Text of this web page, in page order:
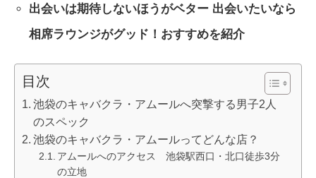
出会いは期待しないほうがベター 出会いたいなら
相席ラウンジがグッド！おすすめを紹介
目次
池袋のキャバクラ・アムールへ突撃する男子2人
のスペック
池袋のキャバクラ・アムールってどんな店？
アムールへのアクセス 池袋駅西口・北口徒歩3分
の立地